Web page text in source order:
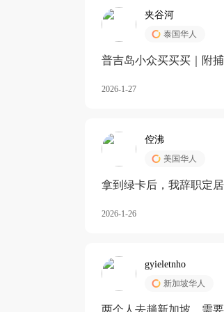
夹谷河
泰国华人
普吉岛小众买买买｜附
2026-1-27
倥沸
美国华人
拿到绿卡后，我辞职定居
2026-1-26
gyieletnho
新加坡华人
两个人去趟新加坡，需